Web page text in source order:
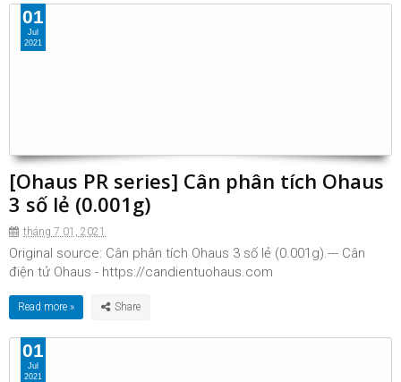
[Ohaus PR series] Cân phân tích Ohaus
3 số lẻ (0.001g)
tháng 7 01, 2021
Original source: Cân phân tích Ohaus 3 số lẻ (0.001g).--- Cân
điện tử Ohaus - https://candientuohaus.com
Read more »
01
Jul
2021
01
Jul
2021